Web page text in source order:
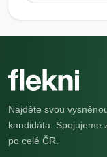
Najděte svou
kandidáta. Spojujeme
po celé ČR.